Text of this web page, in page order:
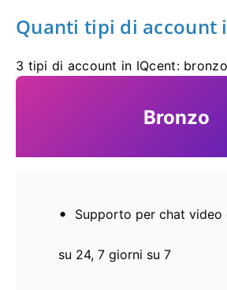
Quanti tipi di account
3 tipi di account in IQcent:
Bronzo
Supporto per chat
su 24, 7 giorni su 7